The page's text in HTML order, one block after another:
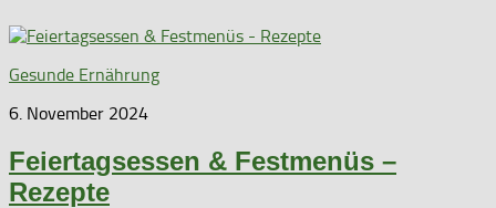
Gesunde Ernährung
6. November 2024
Feiertagsessen & Festmenüs –
Rezepte